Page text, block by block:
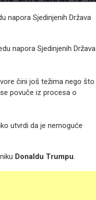
napora Sjedinjenih Država
napora Sjedinjenih Država
čini još težima nego što
povuče iz procesa o
utvrdi da je nemoguće
Donaldu Trumpu.